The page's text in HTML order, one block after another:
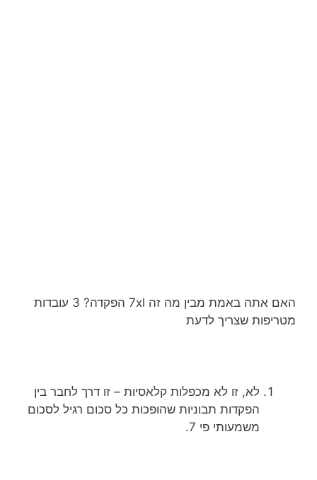
האם אתה באמת מבין מה זה 7xl הפקדה? 3 עובדות
מטריפות שצריך לדעת
לא, זו לא מכפלות קלאסיות – זו דרך לחבר בין
הפקדות תבוניות שהופכות כל סכום רגיל לסכום
משמעותי פי 7.